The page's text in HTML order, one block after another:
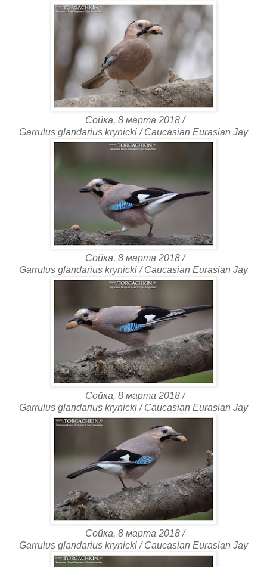
Сойка, 8 марта 2018 /
Garrulus glandarius krynicki / Caucasian Eurasian Jay
Сойка, 8 марта 2018 /
Garrulus glandarius krynicki / Caucasian Eurasian Jay
Сойка, 8 марта 2018 /
Garrulus glandarius krynicki / Caucasian Eurasian Jay
Сойка, 8 марта 2018 /
Garrulus glandarius krynicki / Caucasian Eurasian Jay